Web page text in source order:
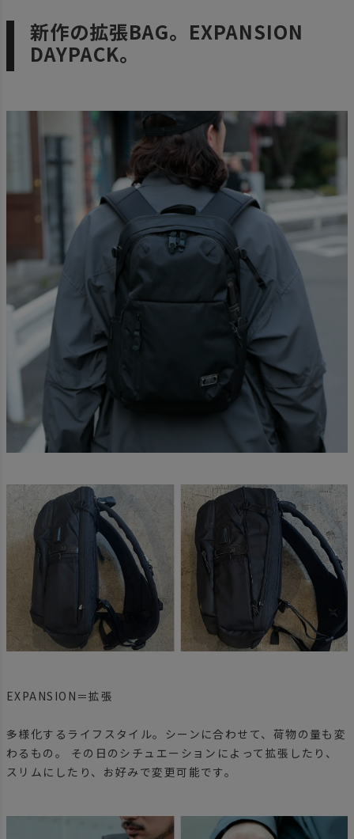
新作の拡張BAG。EXPANSION
DAYPACK。
EXPANSION＝拡張
多様化するライフスタイル。シーンに合わせて、荷物の量も変
わるもの。 その日のシチュエーションによって拡張したり、
スリムにしたり、お好みで変更可能です。